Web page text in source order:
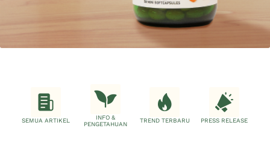
SEMUA ARTIKEL
INFO &
PENGETAHUAN
TREND TERBARU PRESS RELEASE